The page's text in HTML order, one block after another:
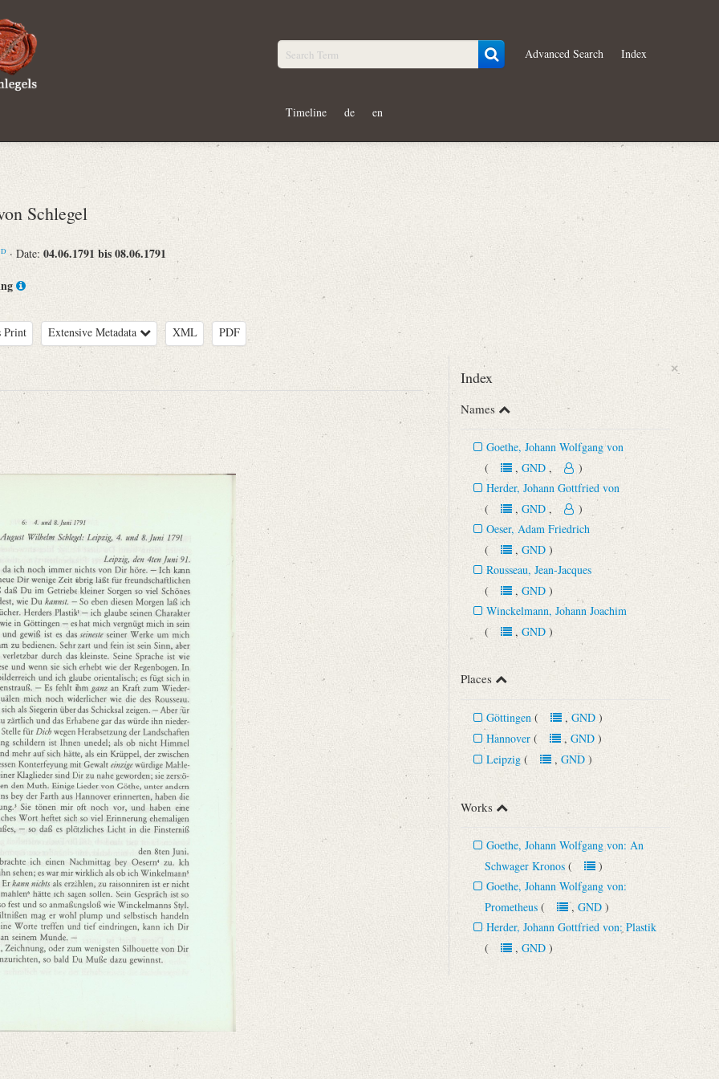
Advanced Search Index
Timeline de en
Schlegel
· Date:04.06.1791 bis 08.06.1791
Print Extensive Metadata XML PDF
Abteilung: Briefe von und an Friedrich und Dorothea Schlegel. Bis zur Begründung der romantischen Schule (15. September 1788 ‒ 15. Juli
u.a. 1987, S. 12.
kann mir denken, [...]“
×
Index
Names
Goethe, Johann Wolfgang von
(, GND, )
Herder, Johann Gottfried von
(, GND, )
Oeser, Adam Friedrich
(, GND)
Rousseau, Jean-Jacques
(, GND)
Winckelmann, Johann Joachim
(, GND)
Places
Göttingen (,GND)
Hannover (, GND)
Leipzig (, GND)
Works
Goethe, Johann Wolfgang von: An
Schwager Kronos ()
Goethe, Johann Wolfgang von:
Prometheus (, GND)
Herder, Johann Gottfried von: Plastik
(, GND)